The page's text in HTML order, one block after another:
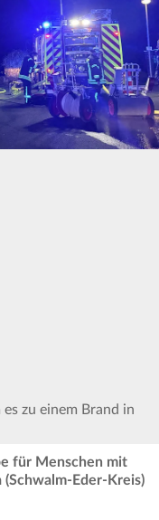
zu einem Brand in
für Menschen mit
(Schwalm-Eder-Kreis)